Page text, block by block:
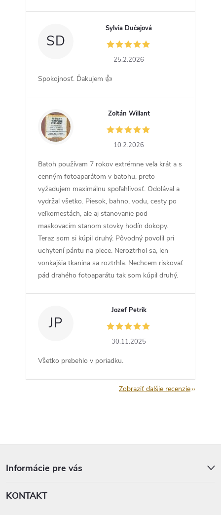
SD
Sylvia Dučajová
25.2.2026
Spokojnosť. Ďakujem 👍
ZW
Zoltán Willant
10.2.2026
Batoh používam 7 rokov extrémne veľa krát a s
cenným fotoaparátom v batohu, preto
vyžadujem maximálnu spoľahlivosť. Odolával a
vydržal všetko. Piesok, bahno, vodu, cesty po
veľkomestách, ale aj stanovanie pod
maskovacím stanom stovky hodín dokopy.
Teraz som si kúpil druhý. Pôvodný povolil pri
uchytení pántu na plece. Neroztrhol sa, len
vonkajšia tkanina sa roztrhla. Nechcem riskovať
pád drahého fotoaparátu tak som kúpil druhý.
JP
Jozef Petrik
30.11.2025
Všetko prebehlo v poriadku.
Zobraziť ďalšie recenzie
Informácie pre vás
KONTAKT